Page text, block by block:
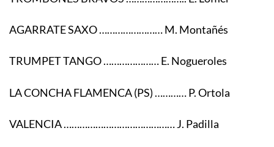
AGARRATE SAXO …………………… M. Montañés
TRUMPET TANGO ………………… E. Nogueroles
LA CONCHA FLAMENCA (PS) ………… P. Ortola
VALENCIA …………………………………… J. Padilla